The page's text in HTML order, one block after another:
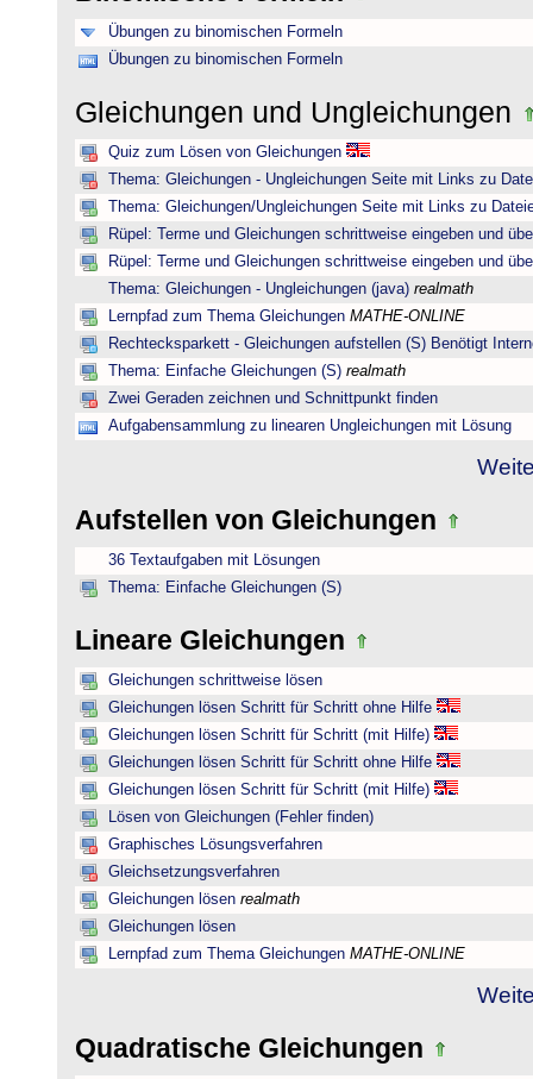
Übungen zu binomischen Formeln
Übungen zu binomischen Formeln
Gleichungen und Ungleichungen
Quiz zum Lösen von Gleichungen
Thema: Gleichungen - Ungleichungen Seite mit Links zu
Thema: Gleichungen/Ungleichungen Seite mit Links zu
Rüpel: Terme und Gleichungen schrittweise eingeben und
Rüpel: Terme und Gleichungen schrittweise eingeben und
Thema: Gleichungen - Ungleichungen (java) realmath
Lernpfad zum Thema Gleichungen MATHE-ONLINE
Rechtecksparkett - Gleichungen aufstellen (S) Benötigt
Thema: Einfache Gleichungen (S) realmath
Zwei Geraden zeichnen und Schnittpunkt finden
Aufgabensammlung zu linearen Ungleichungen mit Lösung
Aufstellen von Gleichungen
36 Textaufgaben mit Lösungen
Thema: Einfache Gleichungen (S)
Lineare Gleichungen
Gleichungen schrittweise lösen
Gleichungen lösen Schritt für Schritt ohne Hilfe
Gleichungen lösen Schritt für Schritt (mit Hilfe)
Gleichungen lösen Schritt für Schritt ohne Hilfe
Gleichungen lösen Schritt für Schritt (mit Hilfe)
Lösen von Gleichungen (Fehler finden)
Graphisches Lösungsverfahren
Gleichsetzungsverfahren
Gleichungen lösen realmath
Gleichungen lösen
Lernpfad zum Thema Gleichungen MATHE-ONLINE
Quadratische Gleichungen